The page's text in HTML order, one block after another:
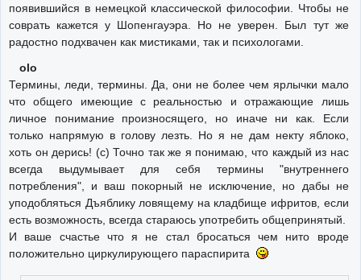
появившийся в немецкой классической философии. Чтобы не
соврать кажется у Шопенгауэра. Но не уверен. Был тут же
радостно подхвачен как мистиками, так и психологами.
olo
Термины, леди, термины. Да, они не более чем ярлычки мало
что общего имеющие с реальностью и отражающие лишь
личное понимание произносящего, но иначе ни как. Если
только напрямую в голову лезть. Но я не дам некту яблоко,
хоть он дерись! (с) Точно так же я понимаю, что каждый из нас
всегда выдумывает для себя термины "внутреннего
потребления", и ваш покорный не исключение, но дабы не
уподобляться Дъяблику ловящему на кладбище ифритов, если
есть возможность, всегда стараюсь употребить общепринятый.
И ваше счастье что я не стал бросаться чем нито вроде
положительно циркулирующего параспирита